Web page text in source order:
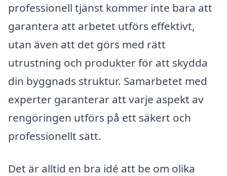
professionell tjänst kommer inte bara att
garantera att arbetet utförs effektivt,
utan även att det görs med rätt
utrustning och produkter för att skydda
din byggnads struktur. Samarbetet med
experter garanterar att varje aspekt av
rengöringen utförs på ett säkert och
professionellt sätt.
Det är alltid en bra idé att be om olika